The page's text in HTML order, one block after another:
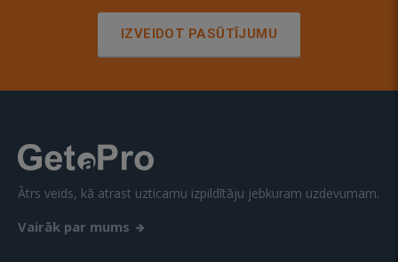
IZVEIDOT PASŪTĪJUMU
Ātrs veids, kā atrast uzticamu izpildītāju jebkuram uzdevumam.
Vairāk par mums